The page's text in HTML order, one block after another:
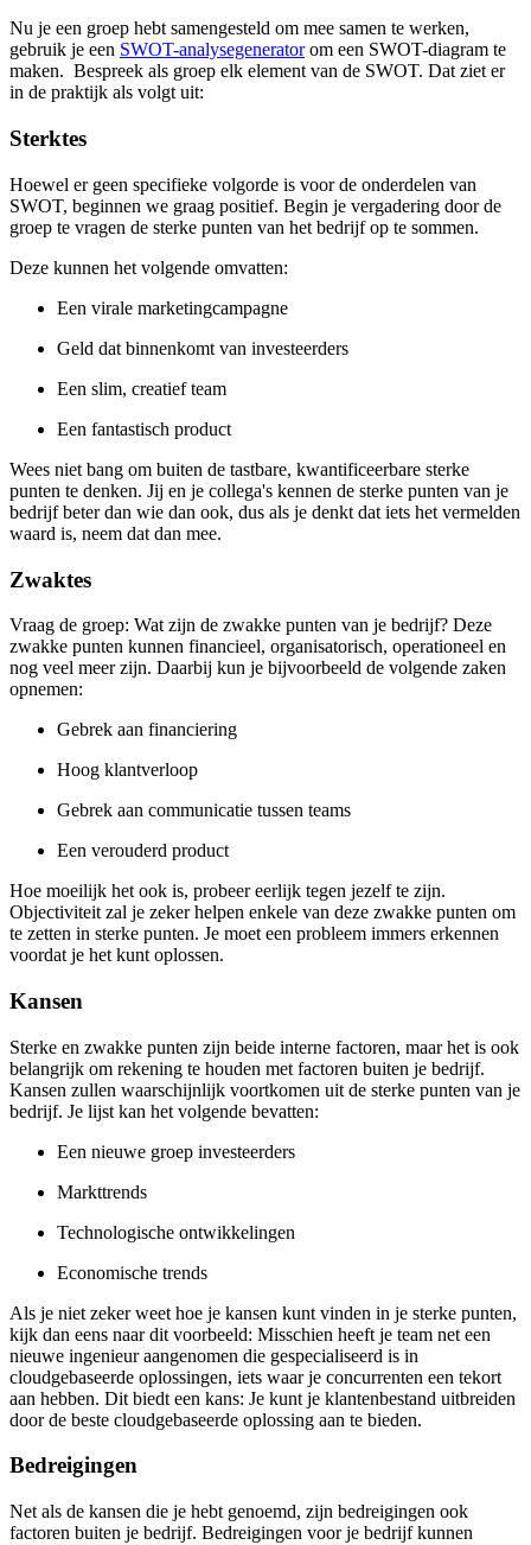
Nu je een groep hebt samengesteld om mee samen te werken,
gebruik je een SWOT-analysegeneratorom een SWOT-diagram te
maken. Bespreek als groep elk element van de SWOT. Dat ziet er
in de praktijk als volgt uit:
Sterktes
Hoewel er geen specifieke volgorde is voor de onderdelen van
SWOT, beginnen we graag positief. Begin je vergadering door de
groep te vragen de sterke punten van het bedrijf op te sommen.
Deze kunnen het volgende omvatten:
Een virale marketingcampagne
Geld dat binnenkomt van investeerders
Een slim, creatief team
Een fantastisch product
Wees niet bang om buiten de tastbare, kwantificeerbare sterke
punten te denken. Jij en je collega's kennen de sterke punten van je
bedrijf beter dan wie dan ook, dus als je denkt dat iets het vermelden
waard is, neem dat dan mee.
Zwaktes
Vraag de groep: Wat zijn de zwakke punten van je bedrijf? Deze
zwakke punten kunnen financieel, organisatorisch, operationeel en
nog veel meer zijn. Daarbij kun je bijvoorbeeld de volgende zaken
opnemen:
Gebrek aan financiering
Hoog klantverloop
Gebrek aan communicatie tussen teams
Een verouderd product
Hoe moeilijk het ook is, probeer eerlijk tegen jezelf te zijn.
Objectiviteit zal je zeker helpen enkele van deze zwakke punten om
te zetten in sterke punten. Je moet een probleem immers erkennen
voordat je het kunt oplossen.
Kansen
Sterke en zwakke punten zijn beide interne factoren, maar het is ook
belangrijk om rekening te houden met factoren buiten je bedrijf.
Kansen zullen waarschijnlijk voortkomen uit de sterke punten van je
bedrijf. Je lijst kan het volgende bevatten:
Een nieuwe groep investeerders
Markttrends
Technologische ontwikkelingen
Economische trends
Als je niet zeker weet hoe je kansen kunt vinden in je sterke punten,
kijk dan eens naar dit voorbeeld: Misschien heeft je team net een
nieuwe ingenieur aangenomen die gespecialiseerd is in
cloudgebaseerde oplossingen, iets waar je concurrenten een tekort
aan hebben. Dit biedt een kans: Je kunt je klantenbestand uitbreiden
door de beste cloudgebaseerde oplossing aan te bieden.
Bedreigingen
Net als de kansen die je hebt genoemd, zijn bedreigingen ook
factoren buiten je bedrijf. Bedreigingen voor je bedrijf kunnen